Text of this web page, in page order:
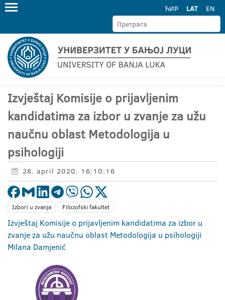
ЋИР LAT EN
Izvještaj Komisije o prijavljenim
kandidatima za izbor u zvanje za užu
naučnu oblast Metodologija u
psihologiji
28. april 2020. 16:10:16
Izbori u zvanja Filozofski fakultet
Izvještaj Komisije o prijavljenim kandidatima za izbor u
zvanje za užu naučnu oblast Metodologija u psihologiji
Milana Damjenić